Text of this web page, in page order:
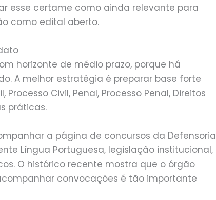
esse certame como ainda relevante para
como edital aberto.
horizonte de médio prazo, porque há
A melhor estratégia é preparar base forte
Civil, Penal, Processo Penal, Direitos
práticas.
a página de concursos da Defensoria
Língua Portuguesa, legislação institucional,
O histórico recente mostra que o órgão
convocações é tão importante